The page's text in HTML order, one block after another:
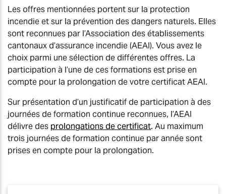
Les offres mentionnées portent sur la protection
incendie et sur la prévention des dangers naturels. Elles
sont reconnues par l’Association des établissements
cantonaux d’assurance incendie (AEAI). Vous avez le
choix parmi une sélection de différentes offres. La
participation à l’une de ces formations est prise en
compte pour la prolongation de votre certificat AEAI.
Sur présentation d’un justificatif de participation à des
journées de formation continue reconnues, l’AEAI
délivre des prolongations de certificat. Au maximum
trois journées de formation continue par année sont
prises en compte pour la prolongation.